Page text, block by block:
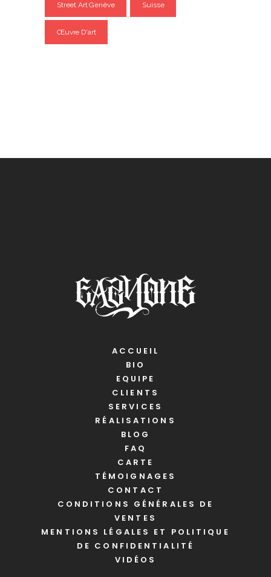
Street Art Genève Suisse
Œuvre D'art
ACCUEIL
BIO
EQUIPE
CLIENTS
SERVICES
RÉALISATIONS
BLOG
FAQ
CARTE
TÉMOIGNAGES
CONTACT
CONDITIONS GÉNÉRALES DE
VENTES
MENTIONS LÉGALES ET POLITIQUE
DE CONFIDENTIALITÉ
VIDÉOS